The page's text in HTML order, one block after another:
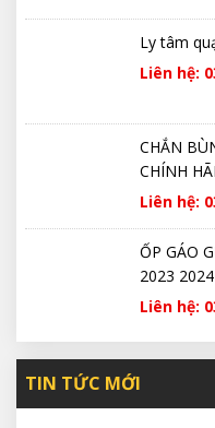
Ly tâm
Liên hệ:
CHẮN
CHÍNH
Liên hệ:
ỐP GÁO
2023
Liên hệ:
TIN TỨC MỚI